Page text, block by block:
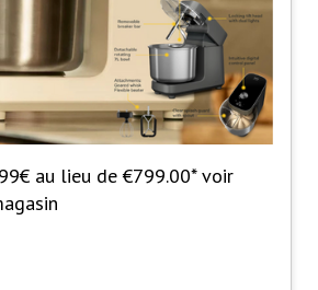
au lieu de €799.00* voir